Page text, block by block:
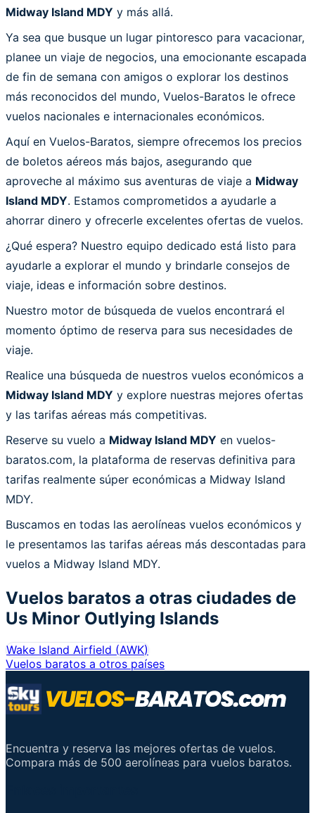
Midway Island MDY y más allá.
Ya sea que busque un lugar pintoresco para vacacionar,
planee un viaje de negocios, una emocionante escapada
de fin de semana con amigos o explorar los destinos
más reconocidos del mundo, Vuelos-Baratos le ofrece
vuelos nacionales e internacionales económicos.
Aquí en Vuelos-Baratos, siempre ofrecemos los precios
de boletos aéreos más bajos, asegurando que
aproveche al máximo sus aventuras de viaje a Midway
Island MDY. Estamos comprometidos a ayudarle a
ahorrar dinero y ofrecerle excelentes ofertas de vuelos.
¿Qué espera? Nuestro equipo dedicado está listo para
ayudarle a explorar el mundo y brindarle consejos de
viaje, ideas e información sobre destinos.
Nuestro motor de búsqueda de vuelos encontrará el
momento óptimo de reserva para sus necesidades de
viaje.
Realice una búsqueda de nuestros vuelos económicos a
Midway Island MDY y explore nuestras mejores ofertas
y las tarifas aéreas más competitivas.
Reserve su vuelo a Midway Island MDY en vuelos-
baratos.com, la plataforma de reservas definitiva para
tarifas realmente súper económicas a Midway Island
MDY.
Buscamos en todas las aerolíneas vuelos económicos y
le presentamos las tarifas aéreas más descontadas para
vuelos a Midway Island MDY.
Vuelos baratos a otras ciudades de
Us Minor Outlying Islands
Wake Island Airfield (AWK)
Vuelos baratos a otros países
Encuentra y reserva las mejores ofertas de vuelos.
Compara más de 500 aerolíneas para vuelos baratos.